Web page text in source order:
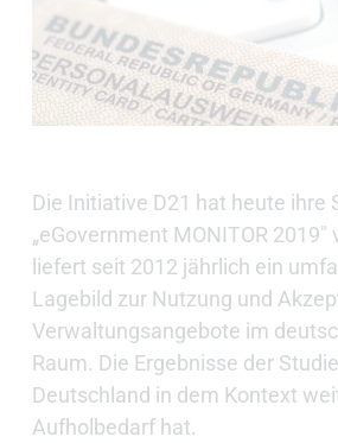
Die Initiative D21 hat heute ihre
„eGovernment MONITOR 2019"
liefert seit 2012 jährlich ein
Lagebild zur Nutzung und
Verwaltungsangebote im
Raum. Die Ergebnisse der
Deutschland in dem Kontext
Aufholbedarf hat.